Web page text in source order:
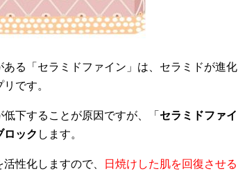
ある「セラミドファイン」は、セラミドが進化
です。
下することが原因ですが、「 セラミドファイ
ロック します。
性化しますので、
日焼けした肌を回復させる